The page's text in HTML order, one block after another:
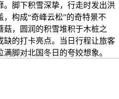
。脚下积雪深挚，行走时发出洪
构成“奇峰云松”的奇特景不
，圆润的积雪堆积于木桩之
缺的打卡亮点。当日行程让旅客
脚对北国冬日的夸姣想象。